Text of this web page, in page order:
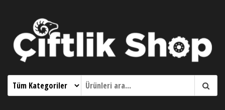
Çiftlik Shop 0533 644 3989